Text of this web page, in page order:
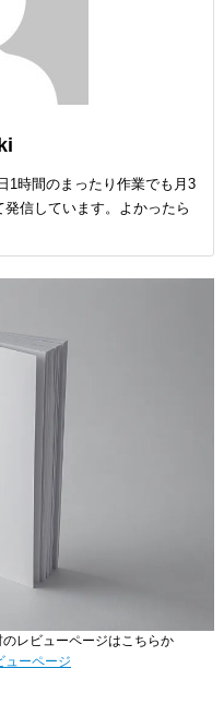
1時間のまったり作業でも月3
信しています。よかったら
レビューページはこちらか
ューページ